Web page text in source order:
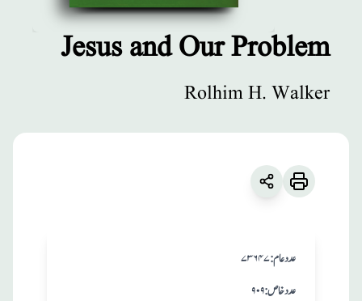
Problem
Jesus and Our Problem
Rolhim H. Walker
۷۳۶۴۷:عدد عام
۹۰۹:عدد خاص